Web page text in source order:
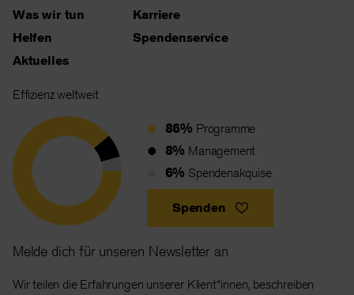
Was wir tun
Helfen
Aktuelles
Karriere
Spendenservice
Effizienz weltweit
86% Programme
8% Management
6% Spendenakquise
Spenden
Melde dich für unseren Newsletter an
Wir teilen die Erfahrungen unserer Klient*innen, beschreiben